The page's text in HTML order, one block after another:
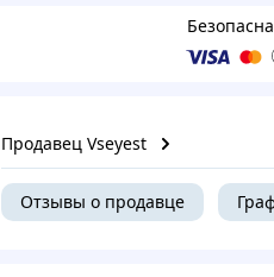
Продавец Vseyest
Отзывы о продавце